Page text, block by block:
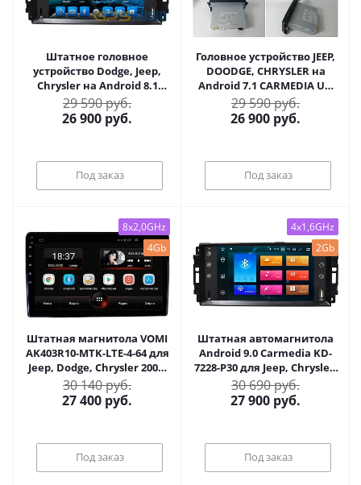
Штатное головное
устройство Dodge, Jeep,
Chrysler на Android 8.1
CARMEDIA KR-7145-T8
29 590 руб.
26 900 руб.
Под заказ
Головное устройство JEEP,
DOODGE, CHRYSLER на
Android 7.1 CARMEDIA U9-
6950-T8
29 590 руб.
26 900 руб.
Под заказ
8x2,0GHz
4Gb
Штатная магнитола VOMI
AK403R10-MTK-LTE-4-64 для
Jeep, Dodge, Chrysler 2006-
2015 205x95мм на Android
10
30 140 руб.
27 400 руб.
Под заказ
4x1,6GHz
2Gb
Штатная автомагнитола
Android 9.0 Carmedia KD-
7228-P30 для Jeep, Chrysler,
Dodge
30 690 руб.
27 900 руб.
Под заказ